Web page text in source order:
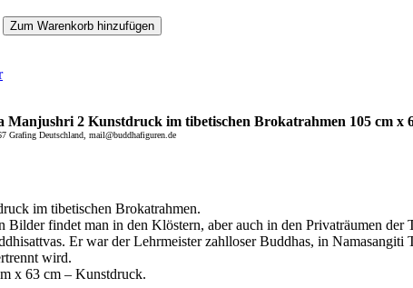
Zum Warenkorb hinzufügen
2 Kunstdruck im tibetischen Brokatrahmen 105 cm x
Grafing Deutschland, mail@buddhafiguren.de
im tibetischen Brokatrahmen.
Bilder findet man in den Klöstern, aber auch in den Privaträumen
Er war der Lehrmeister zahlloser Buddhas, in
wird.
x 63 cm – Kunstdruck.